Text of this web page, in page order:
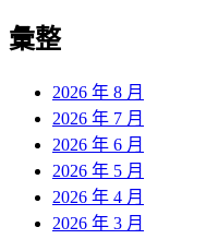
彙整
2026 年 8 月
2026 年 7 月
2026 年 6 月
2026 年 5 月
2026 年 4 月
2026 年 3 月